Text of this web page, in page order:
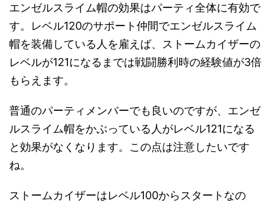
エンゼルスライム帽の効果はパーティ全体に有効で
す。レベル120のサポート仲間でエンゼルスライム
帽を装備している人を雇えば、ストームカイザーの
レベルが121になるまでは戦闘勝利時の経験値が3倍
もらえます。
普通のパーティメンバーでも良いのですが、エンゼ
ルスライム帽をかぶっている人がレベル121になる
と効果がなくなります。この点は注意したいです
ね。
ストームカイザーはレベル100からスタートなの